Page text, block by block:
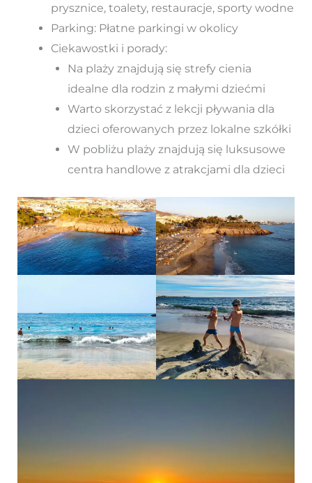
prysznice, toalety, restauracje, sporty wodne
Parking: Płatne parkingi w okolicy
Ciekawostki i porady:
Na plaży znajdują się strefy cienia
idealne dla rodzin z małymi dziećmi
Warto skorzystać z lekcji pływania dla
dzieci oferowanych przez lokalne szkółki
W pobliżu plaży znajdują się luksusowe
centra handlowe z atrakcjami dla dzieci